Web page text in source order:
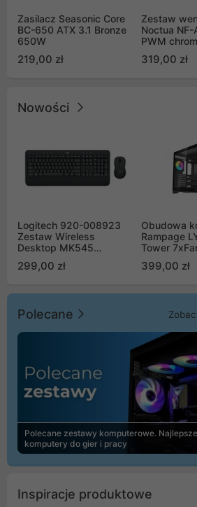
Zasilacz Seasonic Core
BC-650 ATX 3.1 Bronze
650W
219,00 zł
Zestaw
Noctua
PWM
Push Pull
319,00 zł
Nowości
Logitech 920-008923
Zestaw Wireless
Desktop MK545
299,00 zł
Obudowa
Rampage
Tower
399,00 zł
Polecane
Polecane zestawy komputerowe. Najlepsze
komputery do gier i pracy
Inspiracje produktowe